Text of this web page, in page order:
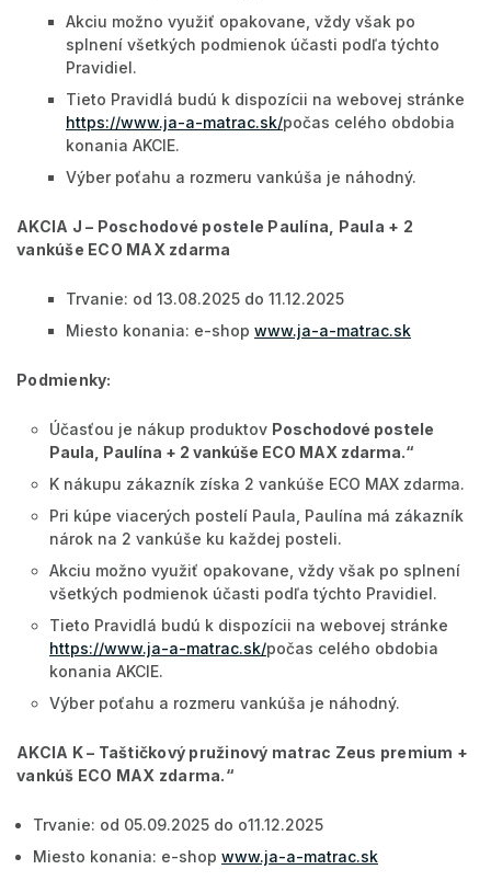
Akciu možno využiť opakovane, vždy však po
splnení všetkých podmienok účasti podľa týchto
Pravidiel.
Tieto Pravidlá budú k dispozícii na webovej stránke
https://www.ja-a-matrac.sk/počas celého obdobia
konania AKCIE.
Výber poťahu a rozmeru vankúša je náhodný.
AKCIA J – Poschodové postele Paulína, Paula + 2
vankúše ECO MAX zdarma
Trvanie: od 13.08.2025 do 11.12.2025
Miesto konania: e-shop www.ja-a-matrac.sk
Podmienky:
Účasťou je nákup produktov Poschodové postele
Paula, Paulína + 2 vankúše ECO MAX zdarma.“
K nákupu zákazník získa 2 vankúše ECO MAX zdarma.
Pri kúpe viacerých postelí Paula, Paulína má zákazník
nárok na 2 vankúše ku každej posteli.
Akciu možno využiť opakovane, vždy však po splnení
všetkých podmienok účasti podľa týchto Pravidiel.
Tieto Pravidlá budú k dispozícii na webovej stránke
https://www.ja-a-matrac.sk/počas celého obdobia
konania AKCIE.
Výber poťahu a rozmeru vankúša je náhodný.
AKCIA K – Taštičkový pružinový matrac Zeus premium +
vankúš ECO MAX zdarma.“
Trvanie: od 05.09.2025 do o11.12.2025
Miesto konania: e-shop www.ja-a-matrac.sk